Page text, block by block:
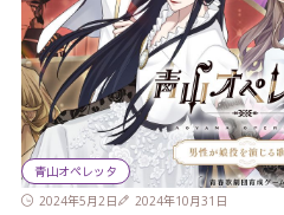
青山オペレッタ
2024年5月2日
2024年10月31日